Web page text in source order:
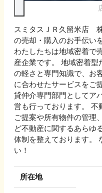
スミタスＪＲ久留米店
の売却・購入のお手伝い
わたしたちは地域密着で
産企業です。 地域密着型
の軽さと専門知識で、お
に合わせたサービスをご
貸仲介専門部門としてア
営も行っております。 不
ご提案や所有物件の管理
ど不動産に関するあらゆ
体制を整えております。
い！
所在地